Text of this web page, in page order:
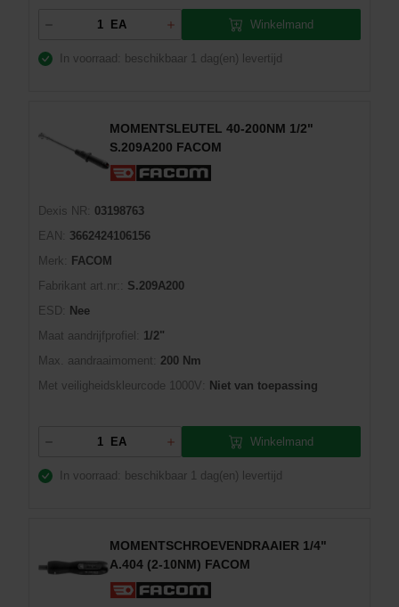
EA Winkelmand
In voorraad: beschikbaar 1 dag(en) levertijd
MOMENTSLEUTEL 40-200NM 1/2"
S.209A200 FACOM
Dexis NR:
03198763
EAN:
3662424106156
Merk:
FACOM
Fabrikant art.nr::
S.209A200
ESD:
Nee
Maat aandrijfprofiel:
1/2"
Max. aandraaimoment: 200 Nm
Met veiligheidskleurcode 1000V:
Niet van toepassing
EA Winkelmand
In voorraad: beschikbaar 1 dag(en) levertijd
MOMENTSCHROEVENDRAAIER 1/4"
A.404 (2-10NM) FACOM